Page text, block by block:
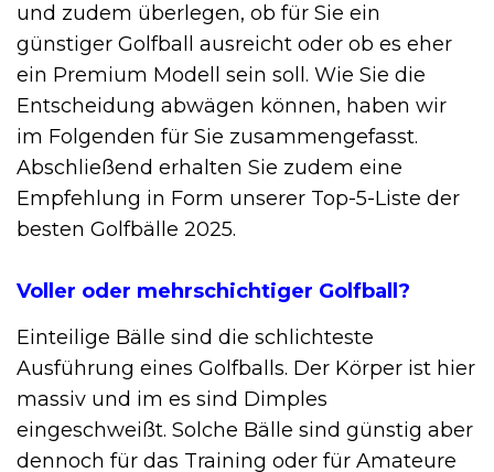
und zudem überlegen, ob für Sie ein
günstiger Golfball ausreicht oder ob es eher
ein Premium Modell sein soll. Wie Sie die
Entscheidung abwägen können, haben wir
im Folgenden für Sie zusammengefasst.
Abschließend erhalten Sie zudem eine
Empfehlung in Form unserer Top-5-Liste der
besten Golfbälle 2025.
Voller oder mehrschichtiger Golfball?
Einteilige Bälle sind die schlichteste
Ausführung eines Golfballs. Der Körper ist hier
massiv und im es sind Dimples
eingeschweißt. Solche Bälle sind günstig aber
dennoch für das Training oder für Amateure